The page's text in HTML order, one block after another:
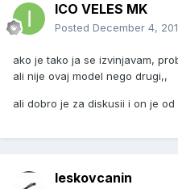
ICO VELES MK
Posted December 4,
ako je tako ja se izvinjavam,
ali nije ovaj model nego drugi,,
ali dobro je za diskusii i on je
leskovcanin